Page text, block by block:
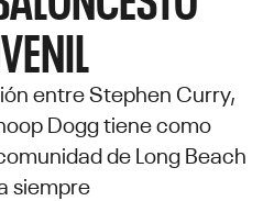
entre Stephen Curry,
Dogg tiene como
de Long Beach
siempre